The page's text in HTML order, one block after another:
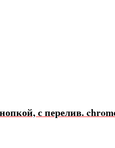
с перелив.